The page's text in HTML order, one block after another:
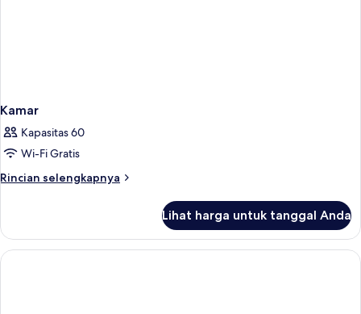
Kamar
Kapasitas 60
Wi-Fi Gratis
Rincian selengkapnya
Rincian
Kamar
Lihat harga untuk tanggal Anda